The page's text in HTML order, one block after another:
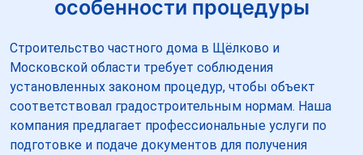
особенности процедуры
Строительство частного дома в Щёлково и
Московской области требует соблюдения
установленных законом процедур, чтобы объект
соответствовал градостроительным нормам. Наша
компания предлагает профессиональные услуги по
подготовке и подаче документов для получения